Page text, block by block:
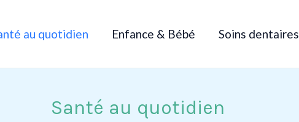
au quotidien Enfance & Bébé Soins dentaires
Santé au quotidien